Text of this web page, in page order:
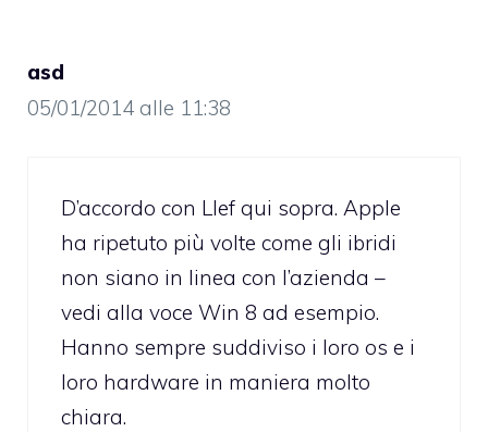
asd
05/01/2014 alle 11:38
D’accordo con LIef qui sopra. Apple
ha ripetuto più volte come gli ibridi
non siano in linea con l’azienda –
vedi alla voce Win 8 ad esempio.
Hanno sempre suddiviso i loro os e i
loro hardware in maniera molto
chiara.